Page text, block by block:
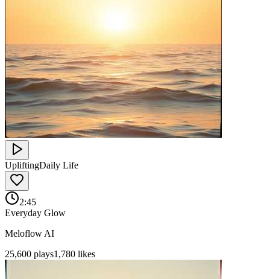
UpliftingDaily Life
2:45
Everyday Glow
Meloflow AI
25,600 plays1,780 likes